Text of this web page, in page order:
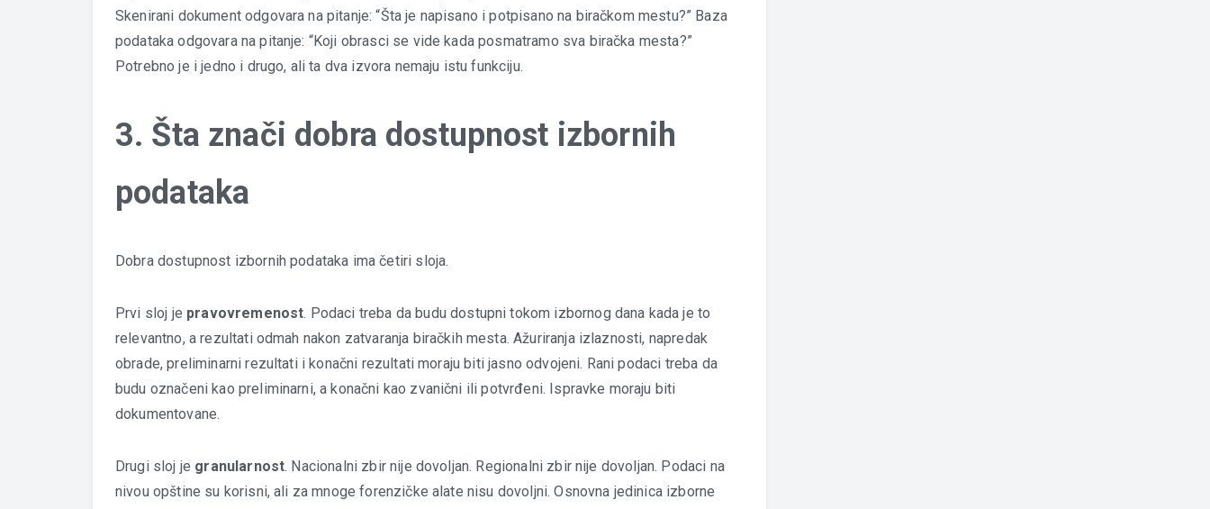
Skenirani dokument odgovara na pitanje: “Šta je napisano i potpisano na biračkom mestu?” Baza
podataka odgovara na pitanje: “Koji obrasci se vide kada posmatramo sva biračka mesta?”
Potrebno je i jedno i drugo, ali ta dva izvora nemaju istu funkciju.
3. Šta znači dobra dostupnost izbornih
podataka
Dobra dostupnost izbornih podataka ima četiri sloja.
Prvi sloj je pravovremenost. Podaci treba da budu dostupni tokom izbornog dana kada je to
relevantno, a rezultati odmah nakon zatvaranja biračkih mesta. Ažuriranja izlaznosti, napredak
obrade, preliminarni rezultati i konačni rezultati moraju biti jasno odvojeni. Rani podaci treba da
budu označeni kao preliminarni, a konačni kao zvanični ili potvrđeni. Ispravke moraju biti
dokumentovane.
Drugi sloj je granularnost. Nacionalni zbir nije dovoljan. Regionalni zbir nije dovoljan. Podaci na
nivou opštine su korisni, ali za mnoge forenzičke alate nisu dovoljni. Osnovna jedinica izborne